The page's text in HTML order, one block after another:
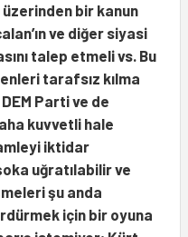
üzerinden bir kanun
ve diğer siyasi
talep etmeli vs. Bu
tarafsız kılma
Parti ve de
kuvvetli hale
iktidar
uğratılabilir ve
şu anda
için bir oyuna